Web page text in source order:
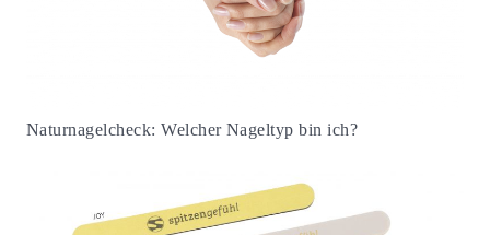
Naturnagelcheck: Welcher Nageltyp bin ich?